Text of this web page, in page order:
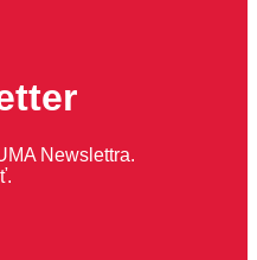
Newslettra.